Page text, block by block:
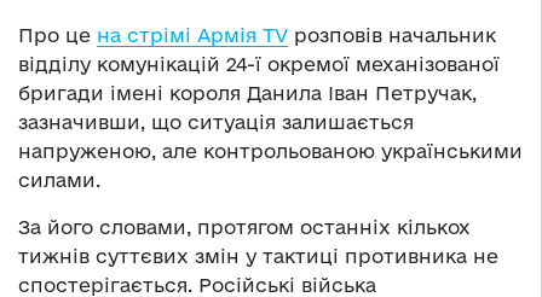
Про це на стрімі Армія TV розповів начальник
відділу комунікацій 24-ї окремої механізованої
бригади імені короля Данила Іван Петручак,
зазначивши, що ситуація залишається
напруженою, але контрольованою українськими
силами.
За його словами, протягом останніх кількох
тижнів суттєвих змін у тактиці противника не
спостерігається. Російські війська